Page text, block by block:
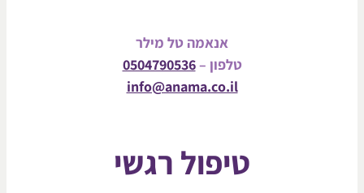
אנאמה טל מילר
טלפון –0504790536
info@anama.co.il
טיפול רגשי